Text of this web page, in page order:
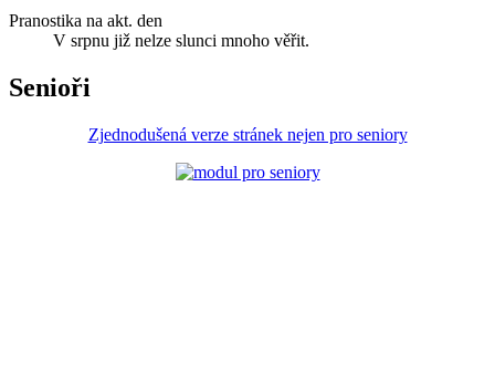
Pranostika na akt. den
V srpnu již nelze slunci mnoho věřit.
Senioři
Zjednodušená verze stránek nejen pro seniory